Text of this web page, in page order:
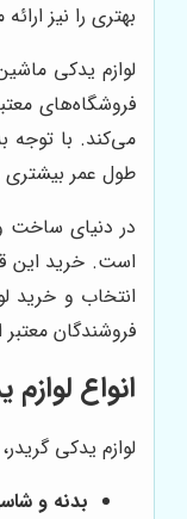
بهتری را نیز
لوازم یدکی
فروشگاه‌های
می‌کند. با توجه
طول عمر بیشتری
در دنیای ساخت
است. خرید این
انتخاب و خرید
فروشندگان
انواع
لوازم یدکی
بدنه و